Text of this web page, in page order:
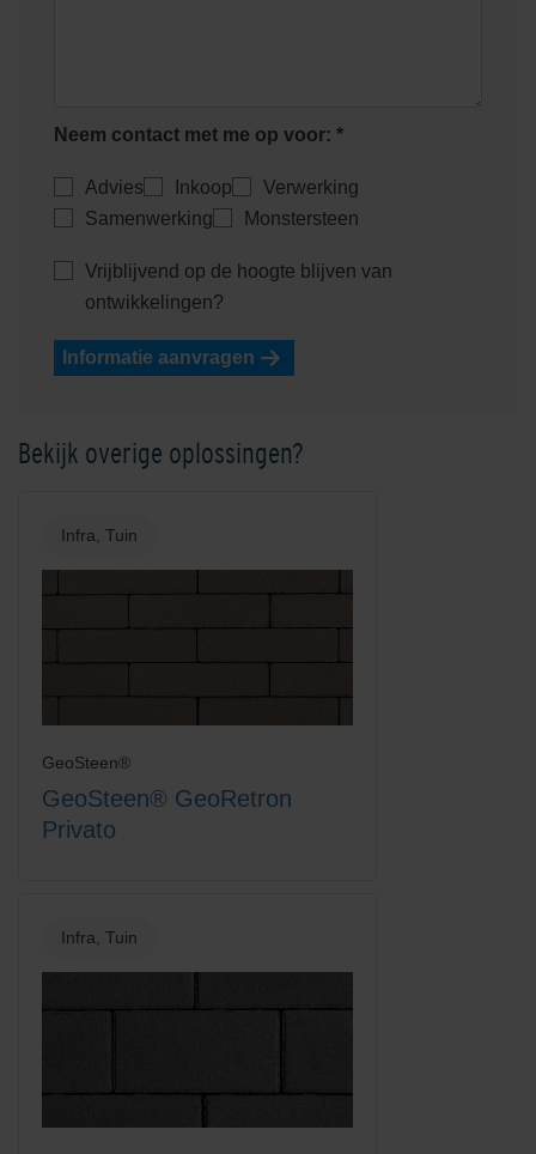
Kobalt
Rood-Zwart
Neem contact met me op voor: *
Advies Inkoop
Verwerking
Samenwerking
Monstersteen
Vrijblijvend op de hoogte blijven van
ontwikkelingen?
Informatie aanvragen
Bekijk overige oplossingen?
Infra, Tuin
GeoSteen®
GeoSteen® GeoRetron
Privato
Infra, Tuin